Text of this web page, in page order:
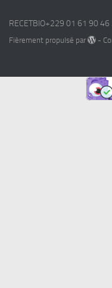
RECETBIO+229 01 61 90
Fièrement propulsé par -